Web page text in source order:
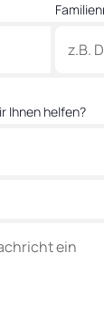
Ihnen helfen?